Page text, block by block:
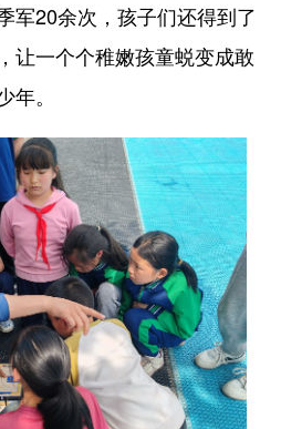
军20余次，孩子们还得到了
让一个个稚嫩孩童蜕变成敢
。